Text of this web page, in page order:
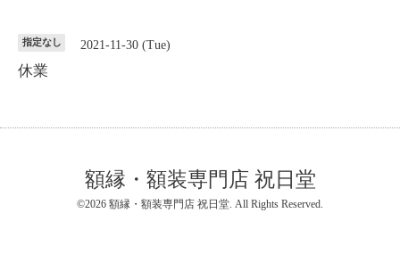
指定なし 2021-11-30 (Tue)
休業
額縁・額装専門店 祝日堂
©2026 額縁・額装専門店 祝日堂 . All Rights Reserved.